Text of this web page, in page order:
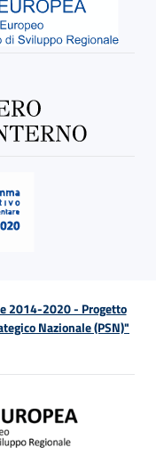
2014-2020 - Progetto
Nazionale (PSN)"